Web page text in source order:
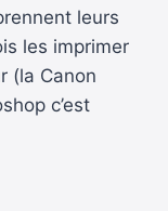
leurs
les imprimer
(la Canon
c’est